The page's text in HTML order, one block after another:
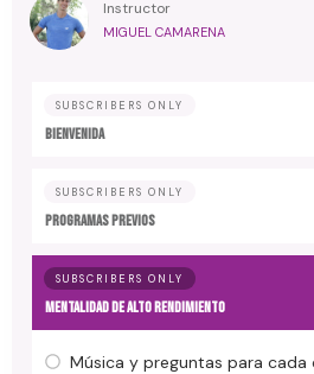
Instructor
MIGUEL CAMARENA
SUBSCRIBERS ONLY
BIENVENIDA
SUBSCRIBERS ONLY
PROGRAMAS PREVIOS
SUBSCRIBERS ONLY
MENTALIDAD DE ALTO RENDIMIENTO
Música y preguntas para cada